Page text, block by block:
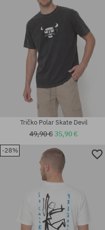
Dostupné veľkosti:
Tričko Polar Skate Devil
49,90 €35,90 €
-28%